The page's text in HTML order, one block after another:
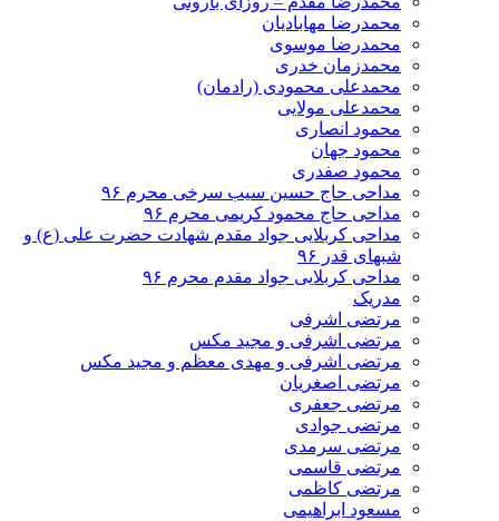
محمدرضا مهابادیان
محمدرضا موسوی
محمدزمان خدری
محمدعلی محمودی (رادمان)
محمدعلی مولایی
محمود انصاری
محمود جهان
محمود صفدری
مداحی حاج حسین سیب سرخی محرم ۹۶
مداحی حاج محمود کریمی محرم ۹۶
مداحی کربلایی جواد مقدم شهادت حضرت علی (ع) و
شبهای قدر ۹۶
مداحی کربلایی جواد مقدم محرم ۹۶
مدریک
مرتضی اشرفی
مرتضی اشرفی و مجید مکس
مرتضی اشرفی و مهدی معظم و مجید مکس
مرتضی اصغریان
مرتضی جعفری
مرتضی جوادی
مرتضی سرمدی
مرتضی قاسمی
مرتضی کاظمی
مسعود ابراهیمی